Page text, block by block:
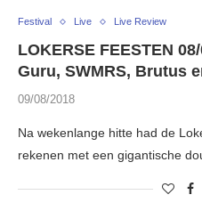
Festival Live Live Review
LOKERSE FEESTEN
Guru, SWMRS, Brutus
09/08/2018
Na wekenlange hitte had de
rekenen met een gigantische